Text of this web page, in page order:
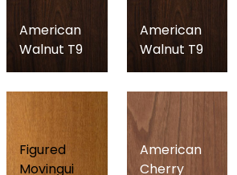
American
Walnut T9
American
Walnut T9
Figured
Movingui
American
Cherry